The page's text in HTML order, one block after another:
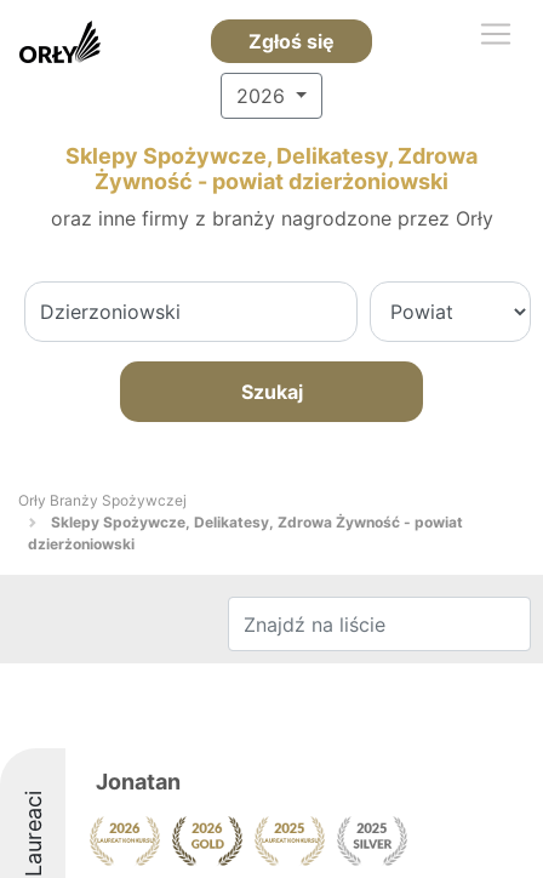
Zgłoś się
2026
Sklepy Spożywcze, Delikatesy, Zdrowa
Żywność - powiat dzierżoniowski
oraz inne firmy z branży nagrodzone przez Orły
Szukaj
Orły Branży Spożywczej
Sklepy Spożywcze, Delikatesy, Zdrowa Żywność - powiat
dzierżoniowski
Laureaci
Jonatan